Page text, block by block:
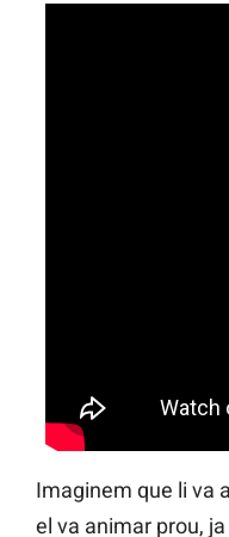
Imaginem que li va
el va animar prou,